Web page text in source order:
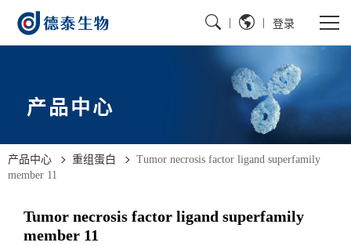
登录
产品中心
产品中心 重组蛋白
Tumor necrosis factor ligand superfamily
member 11
Tumor necrosis factor ligand superfamily
member 11